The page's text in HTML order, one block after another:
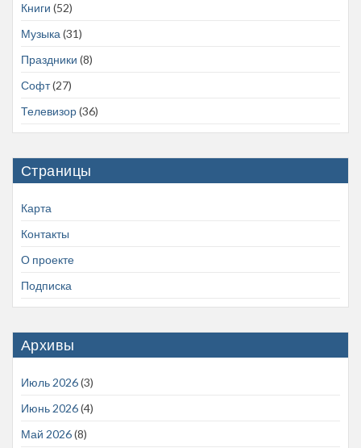
Книги (52)
Музыка(31)
Праздники (8)
Софт(27)
Телевизор(36)
Страницы
Карта
Контакты
О проекте
Подписка
Архивы
Июль 2026(3)
Июнь 2026(4)
Май 2026(8)